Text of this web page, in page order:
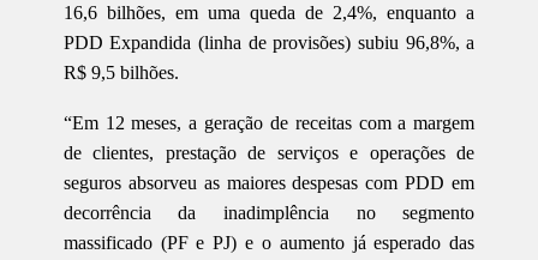
16,6 bilhões, em uma queda de 2,4%, enquanto a
PDD Expandida (linha de provisões) subiu 96,8%, a
R$ 9,5 bilhões.
“Em 12 meses, a geração de receitas com a margem
de clientes, prestação de serviços e operações de
seguros absorveu as maiores despesas com PDD em
decorrência da inadimplência no segmento
massificado (PF e PJ) e o aumento já esperado das